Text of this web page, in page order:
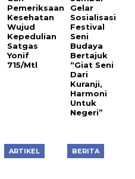
Pemeriksaan
Kesehatan
Wujud
Kepedulian
Satgas
Yonif
715/Mtl
Gelar
Sosialisasi
Festival
Seni
Budaya
Bertajuk
“Giat Seni
Dari
Kuranji,
Harmoni
Untuk
Negeri”
ARTIKEL BERITA